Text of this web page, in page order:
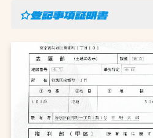
☆登記事項証明書